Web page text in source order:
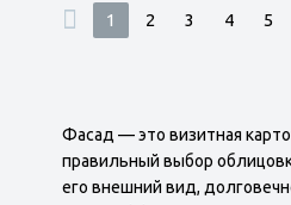
1 2 3 4 5
Фасад — это визитная
правильный выбор
его внешний вид,